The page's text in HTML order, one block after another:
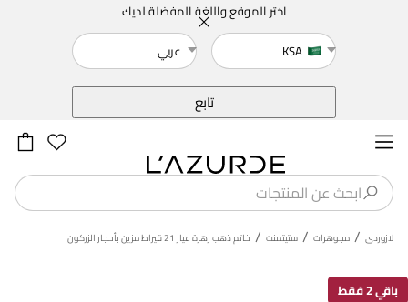
اختر الموقع واللغة المفضلة لديك
KSA
عربي
تابع
لازوردى / مجوهرات / ستيتمنت / خاتم ذهب زهرة عيار 21 قيراط مزين بأحجار الزركون
باقي 2 فقط